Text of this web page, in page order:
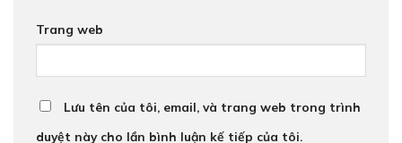
Trang web
Lưu tên của tôi, email, và trang web trong trình
duyệt này cho lần bình luận kế tiếp của tôi.